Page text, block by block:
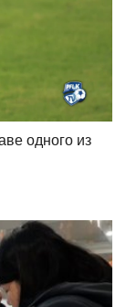
одного из